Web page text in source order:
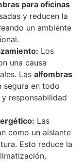
para oficinas
y reducen la
un ambiente
Los
una causa
Las alfombras
segura en todo
responsabilidad
Las
como un aislante
Esto reduce la